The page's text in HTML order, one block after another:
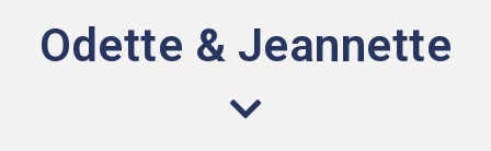
Odette & Jeannette